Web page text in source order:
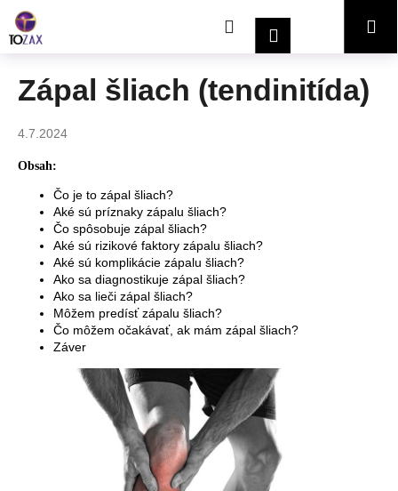
obsah
HľadaťPrihlásenieNákupný
košík
Zápal šliach (tendinitída)
4.7.2024
Obsah:
Čo je to zápal šliach?
Aké sú príznaky zápalu šliach?
Čo spôsobuje zápal šliach?
Aké sú rizikové faktory zápalu šliach?
Aké sú komplikácie zápalu šliach?
Ako sa diagnostikuje zápal šliach?
Ako sa lieči zápal šliach?
Môžem predísť zápalu šliach?
Čo môžem očakávať, ak mám zápal šliach?
Záver
o
Č
p
o